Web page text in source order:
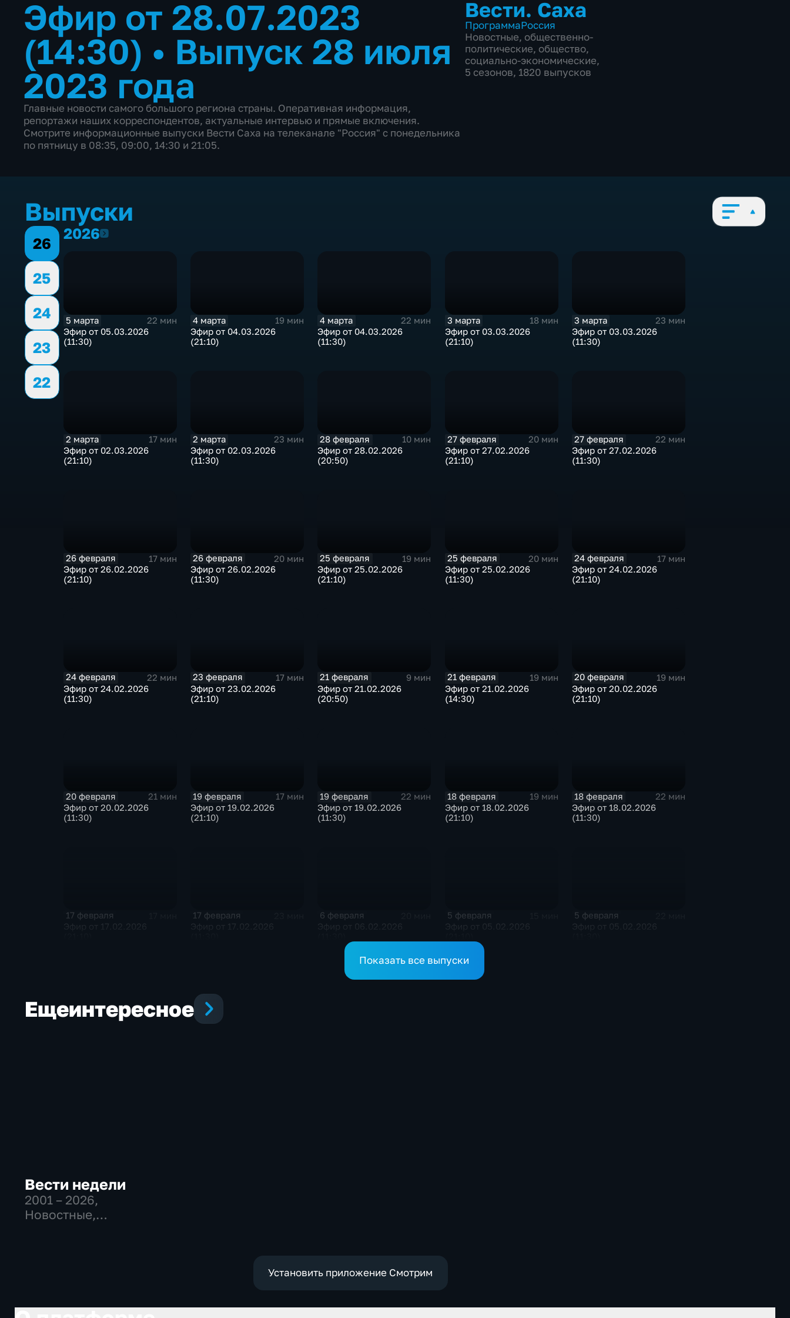
Эфир от 28.07.2023
(14:30) • Выпуск 28 июля
2023 года
Главные новости самого большого региона страны. Оперативная информация,
репортажи наших корреспондентов, актуальные интервью и прямые включения.
Смотрите информационные выпуски Вести Саха на телеканале "Россия" с понедельника
по пятницу в 08:35, 09:00, 14:30 и 21:05.
Вести. Саха
ПрограммаРоссия
Новостные, общественно-
политические, общество,
социально-экономические,
5 сезонов, 1820 выпусков
Выпуски
26
25
24
23
22
20262026
5 марта
22 мин
Эфир от 05.03.2026
(11:30)
4 марта
19 мин
Эфир от 04.03.2026
(21:10)
4 марта
22 мин
Эфир от 04.03.2026
(11:30)
3 марта
18 мин
Эфир от 03.03.2026
(21:10)
3 марта
23 мин
Эфир от 03.03.2026
(11:30)
2 марта
17 мин
Эфир от 02.03.2026
(21:10)
2 марта
23 мин
Эфир от 02.03.2026
(11:30)
28 февраля
10 мин
Эфир от 28.02.2026
(20:50)
27 февраля
20 мин
Эфир от 27.02.2026
(21:10)
27 февраля
22 мин
Эфир от 27.02.2026
(11:30)
26 февраля
17 мин
Эфир от 26.02.2026
(21:10)
26 февраля
20 мин
Эфир от 26.02.2026
(11:30)
25 февраля
19 мин
Эфир от 25.02.2026
(21:10)
25 февраля
20 мин
Эфир от 25.02.2026
(11:30)
24 февраля
17 мин
Эфир от 24.02.2026
(21:10)
24 февраля
22 мин
Эфир от 24.02.2026
(11:30)
23 февраля
17 мин
Эфир от 23.02.2026
(21:10)
21 февраля
9 мин
Эфир от 21.02.2026
(20:50)
21 февраля
19 мин
Эфир от 21.02.2026
(14:30)
20 февраля
19 мин
Эфир от 20.02.2026
(21:10)
20 февраля
21 мин
Эфир от 20.02.2026
(11:30)
19 февраля
17 мин
Эфир от 19.02.2026
(21:10)
19 февраля
22 мин
Эфир от 19.02.2026
(11:30)
18 февраля
19 мин
Эфир от 18.02.2026
(21:10)
18 февраля
22 мин
Эфир от 18.02.2026
(11:30)
17 февраля 17 февраля 6 февраля 5 февраля 5 февраля
Показать все выпуски
Ещеинтересное
Вести недели
2001 – 2026,
Новостные,
Установить приложение Смотрим